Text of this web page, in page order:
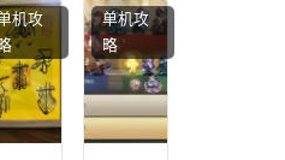
机攻
单机攻
略